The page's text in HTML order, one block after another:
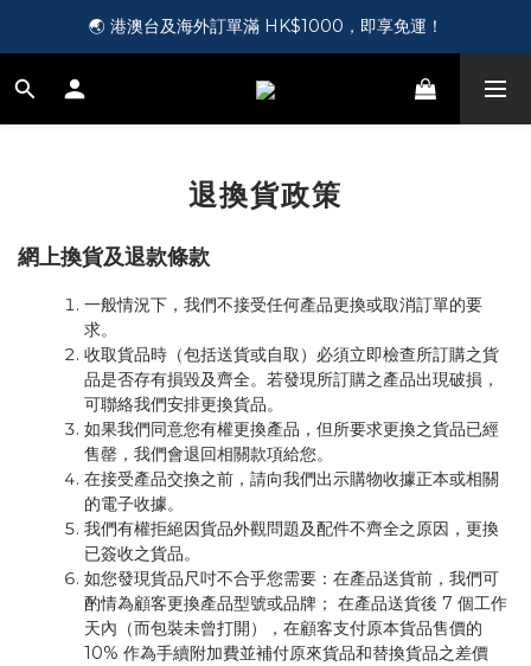
🎵 第一次接觸訂製耳機？歡迎到 Showroom 免費體驗【按此】
🌏 港澳台及海外訂單滿 HK$1000，即享免運！
🛍️ 成為新會員即送您 HK$50，即領即用！【按此】
退換貨政策
網上換貨及退款條款
一般情況下，我們不接受任何產品更換或取消訂單的要
求。
收取貨品時（包括送貨或自取）必須立即檢查所訂購之貨
品是否存有損毀及齊全。若發現所訂購之產品出現破損，
可聯絡我們安排更換貨品。
如果我們同意您有權更換產品，但所要求更換之貨品已經
售罄，我們會退回相關款項給您。
在接受產品交換之前，請向我們出示購物收據正本或相關
的電子收據。
我們有權拒絕因貨品外觀問題及配件不齊全之原因，更換
已簽收之貨品。
如您發現貨品尺吋不合乎您需要：在產品送貨前，我們可
酌情為顧客更換產品型號或品牌； 在產品送貨後 7 個工作
天內（而包裝未曾打開），在顧客支付原本貨品售價的
10% 作為手續附加費並補付原來貨品和替換貨品之差價